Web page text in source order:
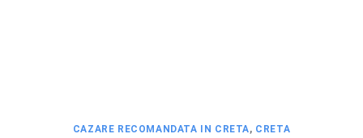
CAZARE RECOMANDATA IN CRETA, CRETA